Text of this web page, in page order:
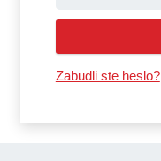
Zabudli ste heslo?